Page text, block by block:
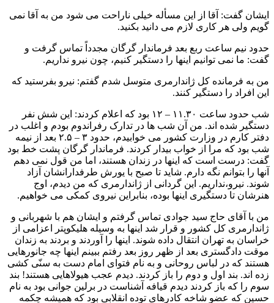
ایشان گفت: آقا از این مسأله خیلی ناراحت می شود من به آقا نمی
گویم ولی هر کاری لازم می دانید بکنید.
حدود نیم ساعت ربع بعد فرماندار گرگان مجدداً تماس گرفت و
گفت: ما نمی توانیم اینها را دستگیر کنیم، چون نیرو نداریم.
من به فرمانده کل ژاندارمری متوسل شدم گفتم: نیرو بفرستید که
این افراد را دستگیر کنند.
شب حدود ساعت ۱۱.۳۰ – ۱۲ بود که اعلام کردند: این شش نفر
دستگیر شده اند. من آن شب ها در تدارک رفراندوم بودم و اغلب در
دفتر کارم در وزارت کشور می خوابیدم، حدود ۳ – ۲.۵ بعد از نیمه
شب بود که مرا از خواب بیدار کردند. فرماندار گرگان پشت خط بود
گفت: درست است که اینها در زندان هستند، اما من قول نمی دهم
آنها را بتوانم نگه دارم. شاید تا صبح با یورش طرفدارانشان آزاد
شوند. نیرو،نداریم. این گردانی از ژاندارمری که من دیدم، اوج
هنرشان تا دستگیری اینها بوده، بنابراین نیروی کمکی می خواهیم.
من با آقای حاج سید جوادی تماس گرفتم و ایشان هم با شهربانی و
ژاندارمری کل کشور و قرار شد اینها به وسیله هلیکوپتر اعزامی از
خراسان به تهران انتقال داده شوند. اینها را آوردند و بردند به زندان
موقت دادگستری بعد از ظهر روز بعد رفتم ببینم اینها چه جانورهایی
هستند که در لباس روحانی و به نام فتوای امام دست به سنّی کشی
زده اند. بند اول و دوم را باز کردند. دیدم عجب هیولاهایی هستند! بند
سوم را که باز کردند دیدم قیافه آشناست در برلین جوانی بود به نام
حسین که عضو شاخه کادرهای توده انقلابی بود که همیشه چکمه